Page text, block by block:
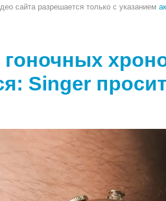
сайта разрешается только с указанием
Singer